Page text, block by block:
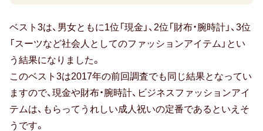
結婚記念日
金婚式
銀婚式
季節のギフト
男
性
編
1
位
現
金
ベスト3は、男女ともに1位「現金」、2位「財布・腕時計」、3位
「スーツなど社会人としてのファッションアイテム」とい
う結果になりました。
このベスト3は2017年の前回調査でも同じ結果となってい
ますので、現金や財布・腕時計、ビジネスファッションアイ
テムは、もらってうれしい成人祝いの定番であるといえそ
うです。